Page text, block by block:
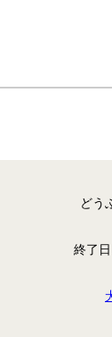
どう
終了